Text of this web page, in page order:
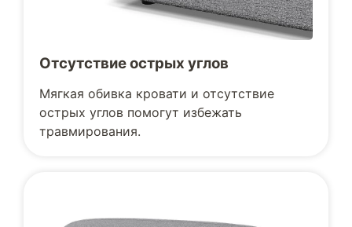
Отсутствие острых углов
Мягкая обивка кровати и отсутствие
острых углов помогут избежать
травмирования.